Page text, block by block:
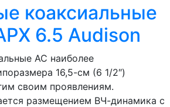
коаксиальные
6.5 Audison
АС наиболее
16,5-см (6 1/2″)
своим проявлениям.
размещением ВЧ-динамика с